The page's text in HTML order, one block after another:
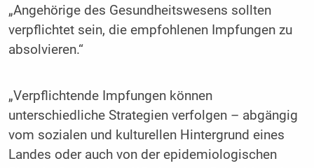
„Angehörige des Gesundheitswesens sollten
verpflichtet sein, die empfohlenen Impfungen zu
absolvieren.“
„Verpflichtende Impfungen können
unterschiedliche Strategien verfolgen – abgängig
vom sozialen und kulturellen Hintergrund eines
Landes oder auch von der epidemiologischen